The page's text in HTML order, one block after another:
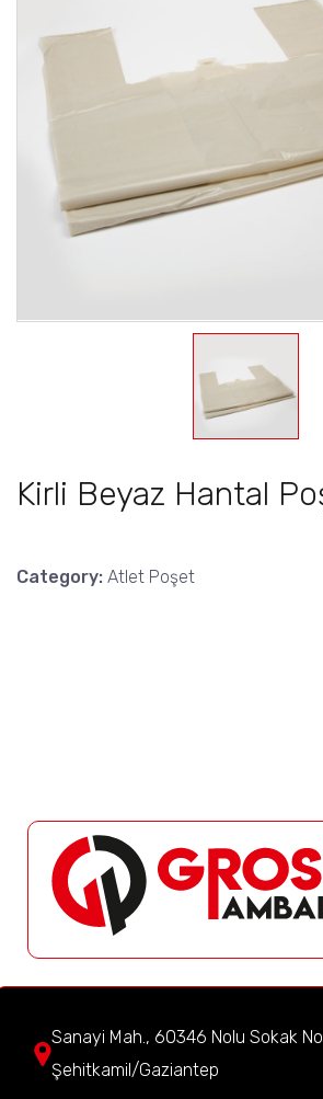
Kirli Beyaz Hantal
Category: Atlet Poşet
Sanayi Mah., 60346 Nolu Sokak
Şehitkamil/Gaziantep